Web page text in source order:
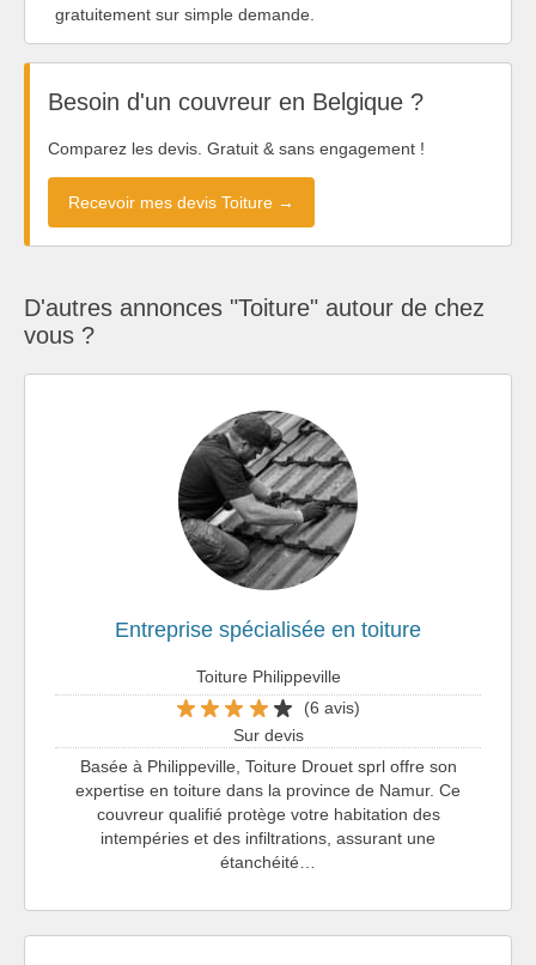
gratuitement sur simple demande.
Besoin d'un couvreur en Belgique ?
Comparez les devis. Gratuit & sans engagement !
Recevoir mes devis Toiture →
D'autres annonces "Toiture" autour de chez
vous ?
Entreprise spécialisée en toiture
Toiture Philippeville
(6 avis)
Sur devis
Basée à Philippeville, Toiture Drouet sprl offre son
expertise en toiture dans la province de Namur. Ce
couvreur qualifié protège votre habitation des
intempéries et des infiltrations, assurant une
étanchéité…